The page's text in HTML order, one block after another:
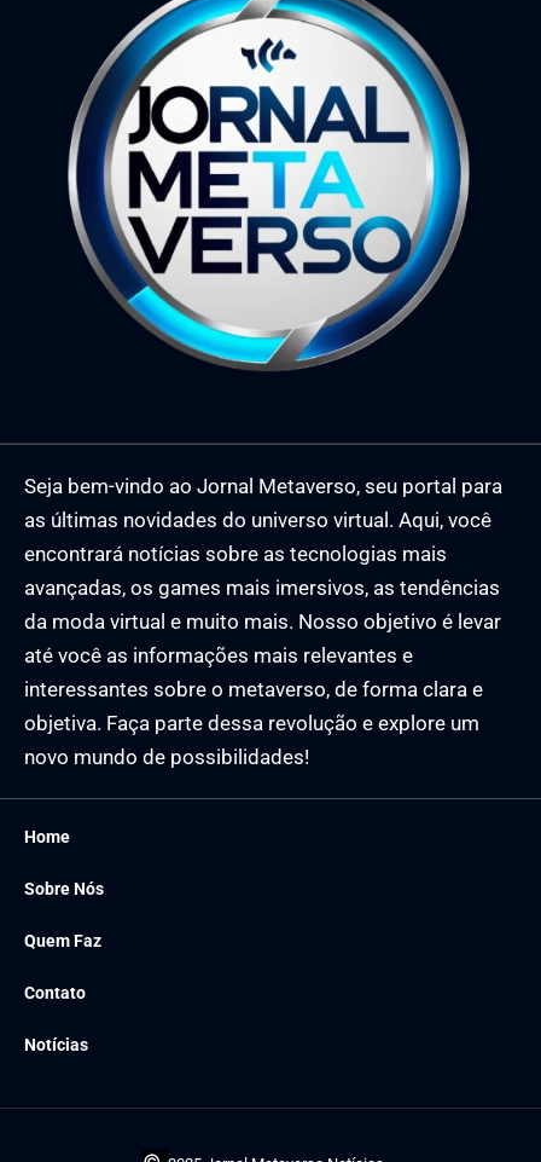
Seja bem-vindo ao Jornal Metaverso, seu portal para
as últimas novidades do universo virtual. Aqui, você
encontrará notícias sobre as tecnologias mais
avançadas, os games mais imersivos, as tendências
da moda virtual e muito mais. Nosso objetivo é levar
até você as informações mais relevantes e
interessantes sobre o metaverso, de forma clara e
objetiva. Faça parte dessa revolução e explore um
novo mundo de possibilidades!
Home
Sobre Nós
Quem Faz
Contato
Notícias